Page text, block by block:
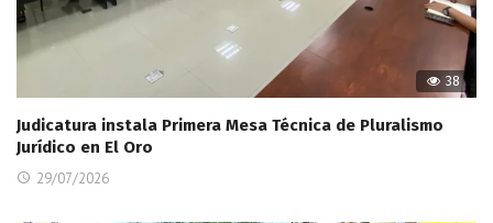
38
Judicatura instala Primera Mesa Técnica de Pluralismo
Jurídico en El Oro
29/07/2026